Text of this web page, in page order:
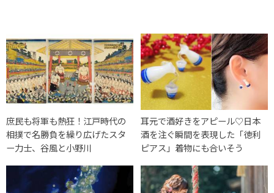
庶民も将軍も熱狂！江戸時代の
相撲で名勝負を繰り広げたスタ
ー力士、谷風と小野川
耳元で酒好きをアピール♡日本
酒を注ぐ瞬間を表現した「徳利
ピアス」着物にも合いそう